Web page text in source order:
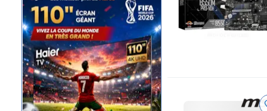
Les prix ouf sur
la gammeHisense
Maroc